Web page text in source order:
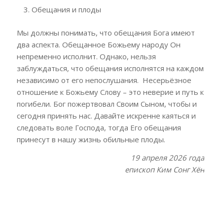
Обещания и плоды
Мы должны понимать, что обещания Бога имеют
два аспекта. Обещанное Божьему народу Он
непременно исполнит. Однако, нельзя
заблуждаться, что обещания исполнятся на каждом
независимо от его непослушания. Несерьёзное
отношение к Божьему Слову – это неверие и путь к
погибели. Бог пожертвовал Своим Сыном, чтобы и
сегодня принять нас. Давайте искренне каяться и
следовать воле Господа, тогда Его обещания
принесут в нашу жизнь обильные плоды.
19 апреля 2026 года
епископ Ким Сонг Хён